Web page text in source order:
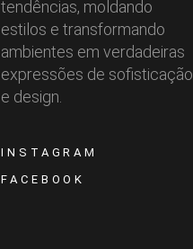
tendências, moldando
estilos e transformando
ambientes em verdadeiras
expressões de sofisticação
e design.
INSTAGRAM
FACEBOOK